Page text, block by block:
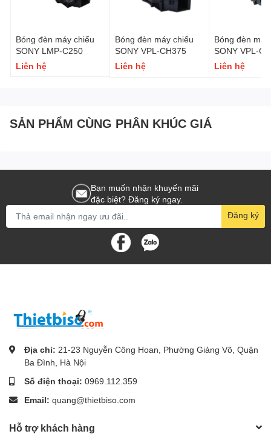
Bóng đèn máy chiếu
SONY LMP-C250
Liên hệ
Bóng đèn máy chiếu
SONY VPL-CH375
Liên hệ
Bóng đèn
SONY VPL-
Liên hệ
SẢN PHẨM CÙNG PHÂN KHÚC GIÁ
Bạn muốn nhận khuyến mãi
đặc biệt? Đăng ký ngay.
Đăng ký
Địa chỉ: 21-23 Nguyễn Công Hoan, Phường Giảng Võ, Quận
Ba Đình, Hà Nội
Số điện thoại: 0969.112.359
Email: quang@thietbiso.com
Hỗ trợ khách hàng